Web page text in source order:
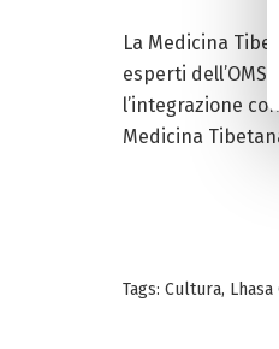
La Medicina
esperti dell’OMS.
l’integrazione
Medicina
Tags: Cultura,